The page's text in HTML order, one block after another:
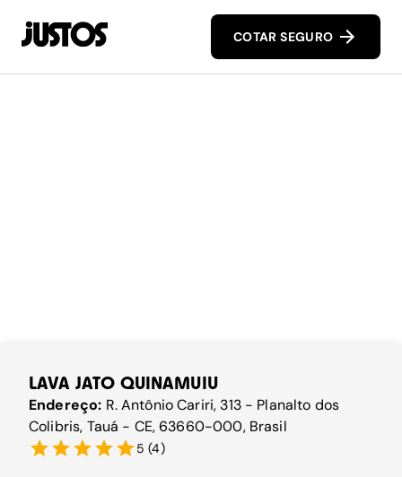
COTAR SEGURO
LAVA JATO QUINAMUIU
Endereço: R. Antônio Cariri, 313 - Planalto dos
Colibris, Tauá - CE, 63660-000, Brasil
5 (4)